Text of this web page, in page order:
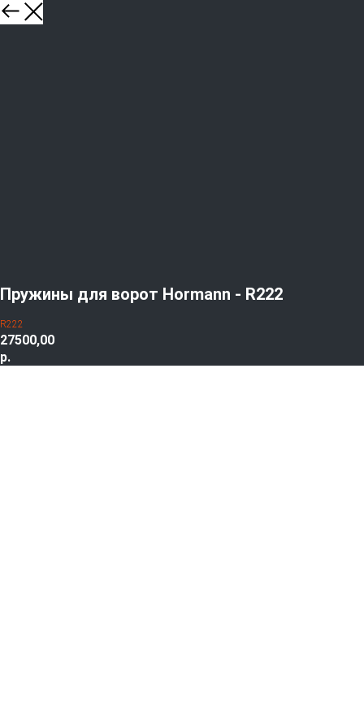
Пружины для ворот Hormann - R222
R222
27500,00
р.